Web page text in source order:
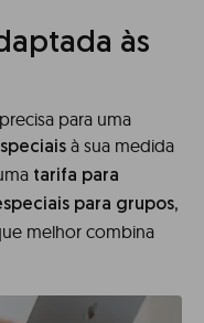
às
para uma
à sua medida
tarifa para
para grupos,
melhor combina